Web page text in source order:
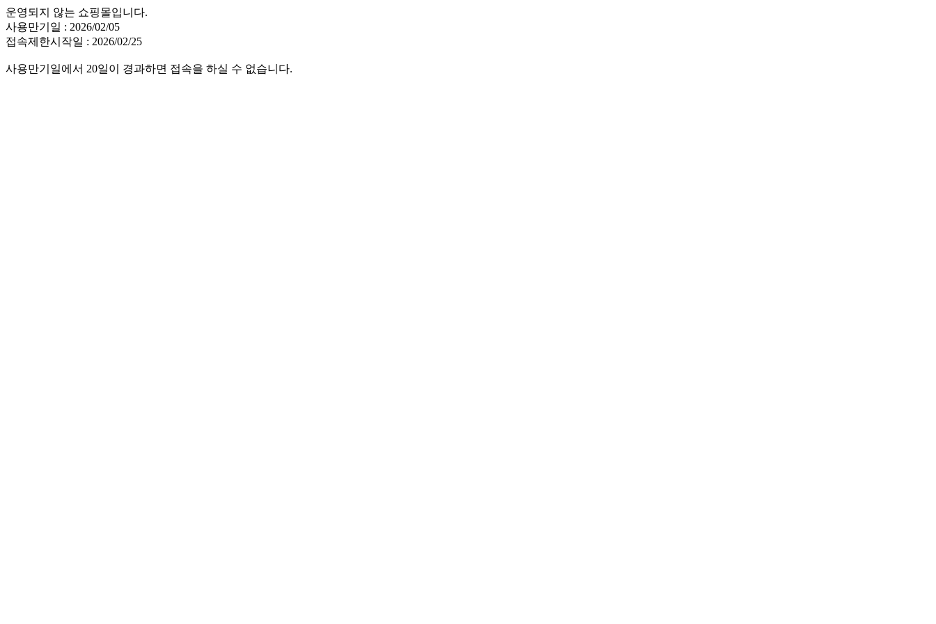
운영되지 않는 쇼핑몰입니다.
사용만기일 : 2026/02/05
접속제한시작일 : 2026/02/25
사용만기일에서 20일이 경과하면 접속을 하실 수 없습니다.